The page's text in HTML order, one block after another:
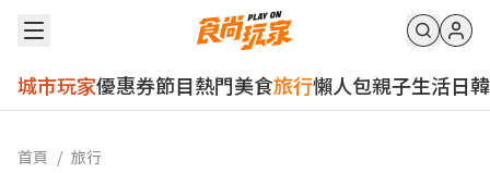
城市玩家優惠券節目熱門美食旅行懶人包親子生活日韓
首頁 / 旅行